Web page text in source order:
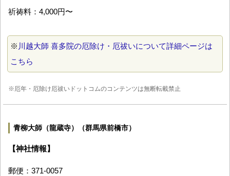
祈祷料：4,000円〜
※ 川越大師 喜多院の厄除け・厄祓いについて詳細ページは
こちら
※厄年・厄除け厄祓いドットコムのコンテンツは無断転載禁止
青柳大師（龍蔵寺）（群馬県前橋市）
【神社情報】
郵便：371-0057